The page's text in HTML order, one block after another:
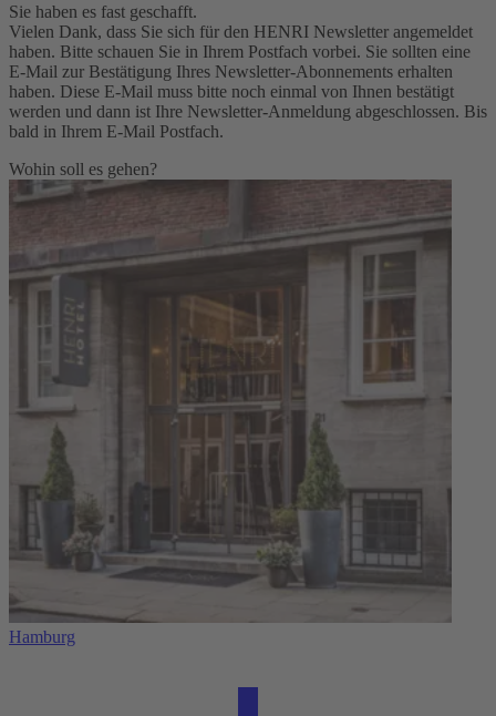
Sie haben es fast geschafft.
Vielen Dank, dass Sie sich für den HENRI Newsletter angemeldet
haben. Bitte schauen Sie in Ihrem Postfach vorbei. Sie sollten eine
E-Mail zur Bestätigung Ihres Newsletter-Abonnements erhalten
haben. Diese E-Mail muss bitte noch einmal von Ihnen bestätigt
werden und dann ist Ihre Newsletter-Anmeldung abgeschlossen. Bis
bald in Ihrem E-Mail Postfach.
Wohin soll es gehen?
Hamburg